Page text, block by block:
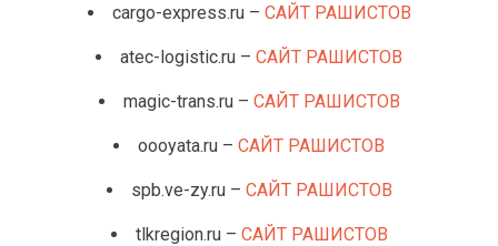
cargo-express.ru – САЙТ РАШИСТОВ
atec-logistic.ru – САЙТ РАШИСТОВ
magic-trans.ru – САЙТ РАШИСТОВ
oooyata.ru – САЙТ РАШИСТОВ
spb.ve-zy.ru – САЙТ РАШИСТОВ
tlkregion.ru – САЙТ РАШИСТОВ